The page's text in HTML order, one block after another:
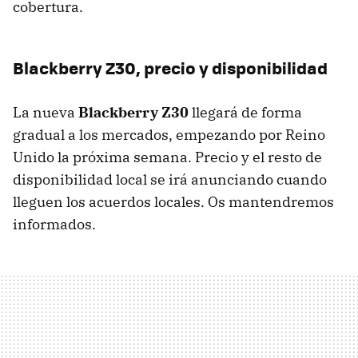
cobertura.
Blackberry Z30, precio y disponibilidad
La nueva Blackberry Z30llegará de forma
gradual a los mercados, empezando por Reino
Unido la próxima semana. Precio y el resto de
disponibilidad local se irá anunciando cuando
lleguen los acuerdos locales. Os mantendremos
informados.